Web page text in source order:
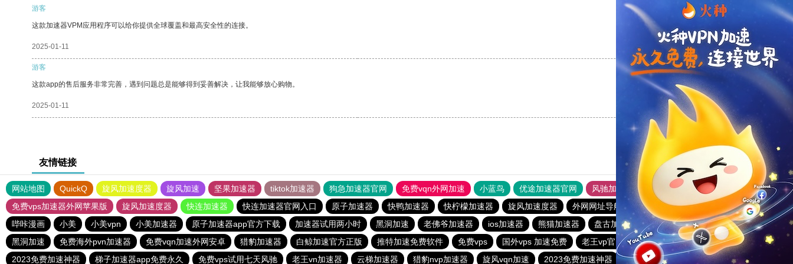
游客
这款加速器VPM应用程序可以给你提供全球覆盖和最高安全性的连接。
2025-01-11 支持 [0] 反对 [0]
游客
这款app的售后服务非常完善，遇到问题总是能够得到妥善解决，让我能够放心购物。
2025-01-11 支持
友情链接
网站地图 QuickQ 旋风加速度器 旋风加速 坚果加速器 tiktok加速器 狗急加速器官网 免费vqn外网加速 小蓝鸟 优途加速器官网 风驰加速器
旋风加速器
免费vps加速器外网苹果版
旋风加速度器 快连加速器 快连加速器官网入口 原子加速器 快鸭加速器 快柠檬加速器 旋风加速度器 外网网址导航 软件中心 雷霆加速
狂飙加速器
哔咔漫画
小美 小美vpn 小美加速器 原子加速器app官方下载 加速器试用两小时 黑洞加速 老佛爷加速器 ios加速器 熊猫加速器 盘古加速器 原子加速器
outline
黑洞加速
免费海外pvn加速器 免费vqn加速外网安卓 猎豹加速器 白鲸加速官方正版 推特加速免费软件 免费vps 国外vps 加速免费 老王vp官网 加速器梯子推荐
快连pvn加速器
2023免费加速神器
梯子加速器app免费永久 免费vps试用七天风驰 老王vn加速器 云梯加速器 猎豹nvp加速器 旋风vqn加速 2023免费加速神器 免费vp试用一小时